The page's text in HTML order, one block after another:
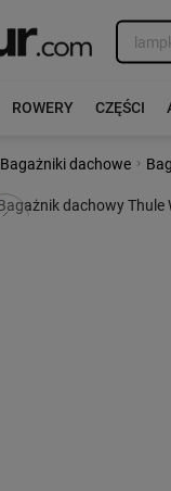
ROWERY CZĘŚCI
Bagażniki dachowe ›
Poprzedni